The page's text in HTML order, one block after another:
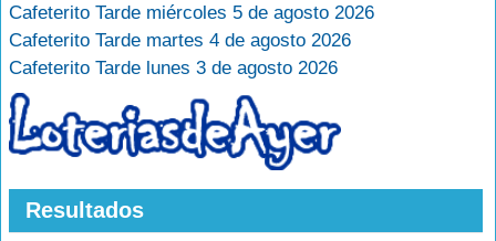
Cafeterito Tarde miércoles 5 de agosto 2026
Cafeterito Tarde martes 4 de agosto 2026
Cafeterito Tarde lunes 3 de agosto 2026
Resultados